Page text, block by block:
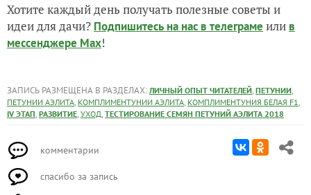
Хотите каждый день получать полезные советы и
идеи для дачи? Подпишитесь на нас в телеграме или в
мессенджере Max!
ЗАПИСЬ РАЗМЕЩЕНА В РАЗДЕЛАХ: ЛИЧНЫЙ ОПЫТ ЧИТАТЕЛЕЙ, ПЕТУНИИ,
ПЕТУНИИ АЭЛИТА, КОМПЛИМЕНТУНИИ АЭЛИТА, КОМПЛИМЕНТУНИЯ БЕЛАЯ F1 ,
IV ЭТАП, РАЗВИТИЕ, УХОД, ТЕСТИРОВАНИЕ СЕМЯН ПЕТУНИЙ АЭЛИТА 2018
комментарии
спасибо за запись